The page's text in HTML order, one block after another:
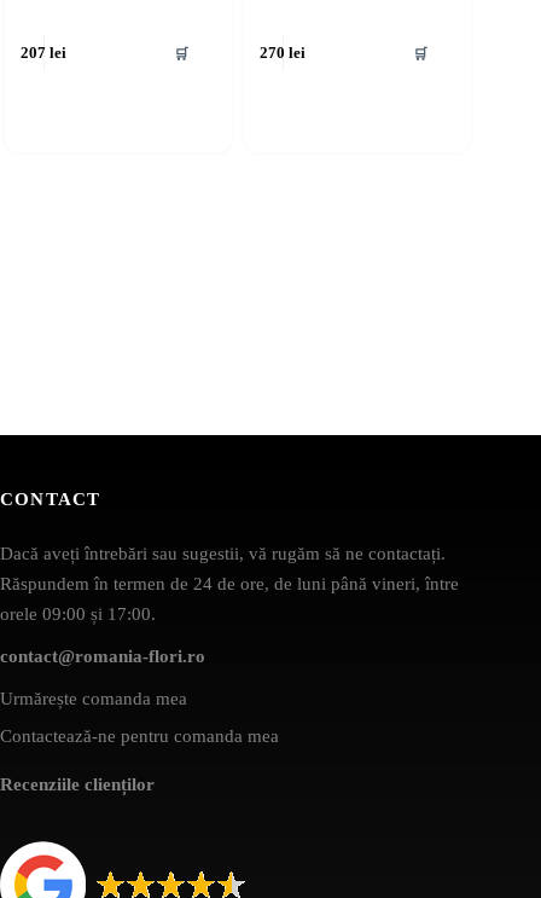
207lei 🛒 270lei 🛒
CONTACT
Dacă aveți întrebări sau sugestii, vă rugăm să ne contactați.
Răspundem în termen de 24 de ore, de luni până vineri, între
orele 09:00 și 17:00.
contact@romania-flori.ro
Urmărește comanda mea
Contactează-ne pentru comanda mea
Recenziile clienților